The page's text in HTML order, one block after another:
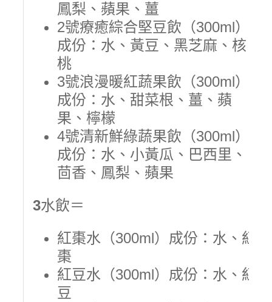
鳳梨、蘋果、薑
2號療癒綜合堅豆飲（300ml）
成份：水、黃豆、黑芝麻、核
桃
3號浪漫暖紅蔬果飲（300ml）
成份：水、甜菜根、薑、蘋
果、檸檬
4號清新鮮綠蔬果飲（300ml）
成份：水、小黃瓜、巴西里、
茴香、鳳梨、蘋果
3水飲＝
紅棗水（300ml）成份：水、紅
棗
紅豆水（300ml）成份：水、紅
豆